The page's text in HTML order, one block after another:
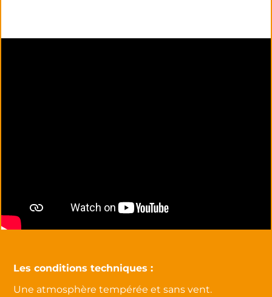
Les conditions techniques :
Une atmosphère tempérée et sans vent.